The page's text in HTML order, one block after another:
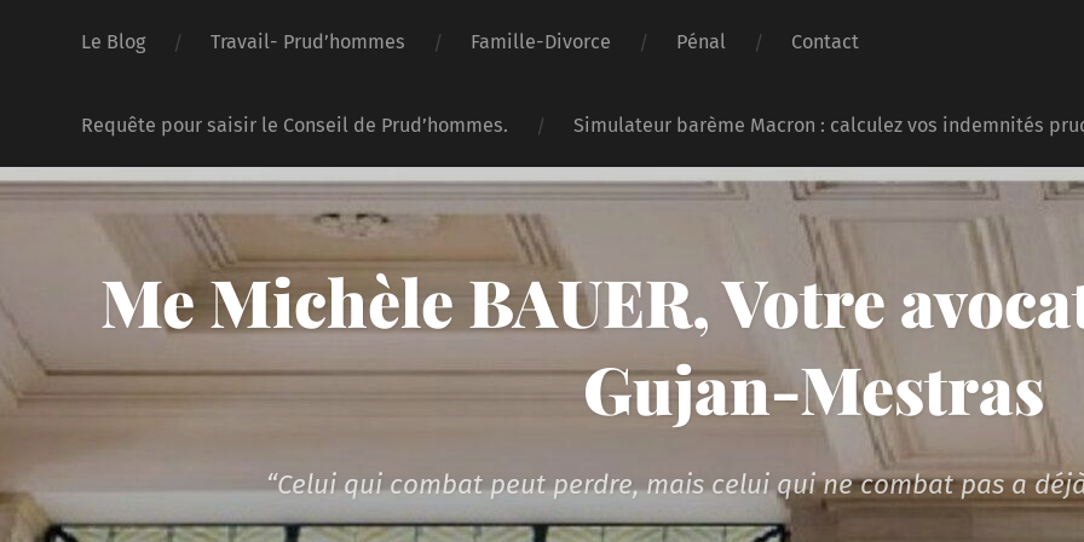
Le Blog Travail- Prud’hommes Famille-Divorce Pénal Contact
Requête pour saisir le Conseil de Prud’hommes. Simulateur barème Macron : calculez vos indemnités
Me Michèle BAUER, Votre
Gujan-Mestras
“Celui qui combat peut perdre, mais celui qui ne combat pas a